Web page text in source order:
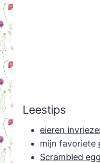
Leestips
eieren
mijn favoriete
Scrambled egg